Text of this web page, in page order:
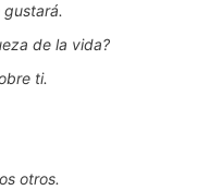
de la vida?
ti.
otros.